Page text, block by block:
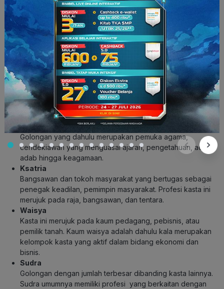
yang kaku. Tipe semacam ini biasanya dijumpai pada
masyarakat berkasta dan hampir tidak memungkinkan tiap
individu untuk bergerak secara vertikal untuk naik kasta.
Contoh dari situasi ini bisa dilihat dari konsep strata dalam
agama Hindu yang terdiri dari 4 macam kasta. Kasta tersebut
yaitu Brahmana, Ksatria, Waisya dan Sudra. Kasta Brahmana,
Ksatria dan Waisya disebut triwangsa, sedangkan kasta Sudra
disebut jaba. Gelar-gelar tersebut diwariskan menurut garis
keturunan ayah. Secara singkat, kasta masyarakat hindu
tersebut bisa dijabarkan sebagai berikut:
Brahmana
Golongan yang dahulu merupakan pemuka agama,
cendekiawan yang menguasai ajaran, pengetahuan, adat,
adab hingga keagamaan.
Ksatria
Bangsawan dan tokoh masyarakat yang bertugas sebagai
penegak keadilan, pemimpin masyarakat. Profesi kasta ini
merujuk pada raja, bangsawan, dan tentara.
Waisya
Kasta ini merujuk pada kaum pedagang, pebisnis, atau
pemilik tanah. Kaum waisya adalah dahulu kala merupakan
kelompok kasta yang aktif dalam bidang ekonomi dan
bisnis.
Sudra
Golongan dengan jumlah terbesar dibanding kasta lainnya.
Sudra umumnya memiliki profesi yang berkaitan dengan